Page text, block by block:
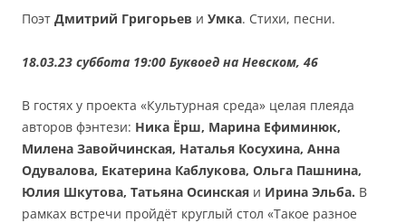
Поэт Дмитрий Григорьев и Умка. Стихи, песни.
18.03.23 суббота 19:00 Буквоед на Невском, 46
В гостях у проекта «Культурная среда» целая плеяда
авторов фэнтези: Ника Ёрш, Марина Ефиминюк,
Милена Завойчинская, Наталья Косухина, Анна
Одувалова, Екатерина Каблукова, Ольга Пашнина,
Юлия Шкутова, Татьяна Осинская и Ирина Эльба. В
рамках встречи пройдёт круглый стол «Такое разное